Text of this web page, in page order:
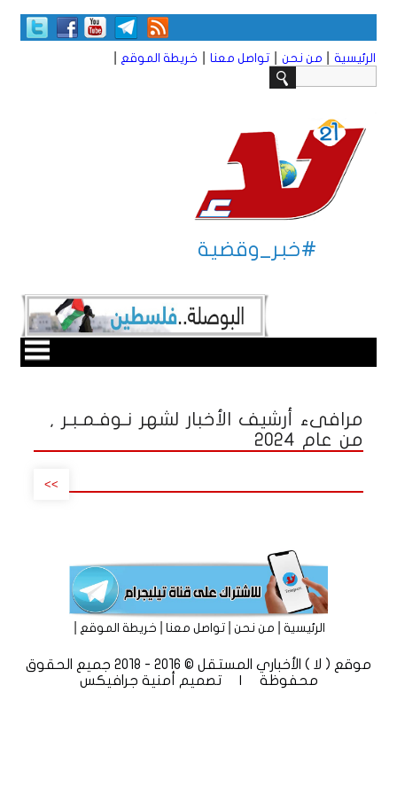
الرئيسية من نحن تواصل معنا خريطة الموقع
#خبر_وقضية
مرافىء أرشيف الأخبار لشهر نـوفـمـبـر ,
من عام 2024
>>
الرئيسية|من نحن|تواصل معنا|خريطة الموقع
موقع ( لا ) الأخباري المستقل © 2016 - 2018 جميع الحقوق
محفوظة | تصميم
أمنية جرافيكس